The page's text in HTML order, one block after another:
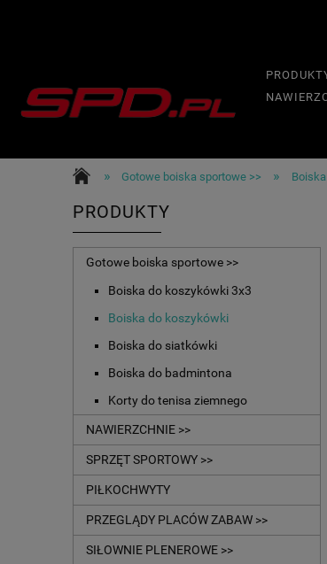
» Gotowe boiska sportowe >> »
PRODUKTY
Gotowe boiska sportowe >>
Boiska do koszykówki 3x3
Boiska do koszykówki
Boiska do siatkówki
Boiska do badmintona
Korty do tenisa ziemnego
NAWIERZCHNIE >>
SPRZĘT SPORTOWY >>
PIŁKOCHWYTY
PRZEGLĄDY PLACÓW ZABAW >>
SIŁOWNIE PLENEROWE >>